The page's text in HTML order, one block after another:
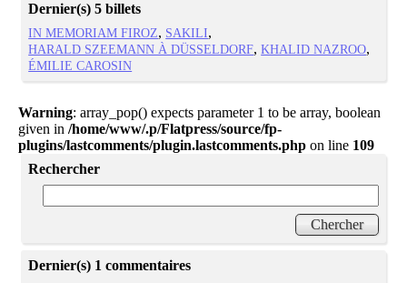
Dernier(s) 5 billets
IN MEMORIAM FIROZ
SAKILI
HARALD SZEEMANN À DÜSSELDORF KHALID NAZROO
ÉMILIE CAROSIN
Warning: array_pop() expects parameter 1 to be array, boolean
given in /home/www/.p/Flatpress/source/fp-
plugins/lastcomments/plugin.lastcomments.php on line 109
Rechercher
Dernier(s) 1 commentaires